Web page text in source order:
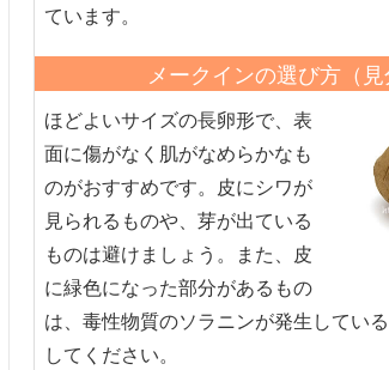
ています。
メークインの選び方（見
ほどよいサイズの長卵形で、表
面に傷がなく肌がなめらかなも
のがおすすめです。皮にシワが
見られるものや、芽が出ている
ものは避けましょう。また、皮
に緑色になった部分があるもの
は、毒性物質のソラニンが発生してい
してください。